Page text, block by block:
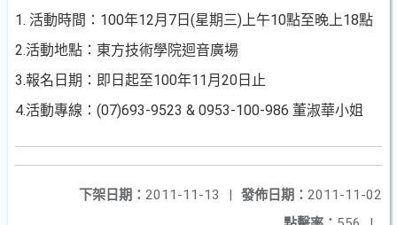
1. 活動時間：100年12月7日(星期三)上午10點至晚上18點
2.活動地點：東方技術學院迴音廣場
3.報名日期：即日起至100年11月20日止
4.活動專線：(07)693-9523 & 0953-100-986 董淑華小姐
發佈日期： 2011-11-02
下架日期： 2011-11-13
|